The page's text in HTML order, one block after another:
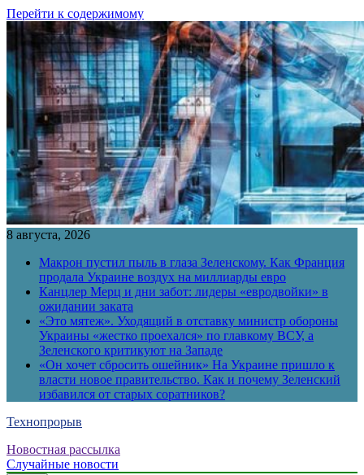
Перейти к содержимому
8 августа, 2026
Макрон пустил пыль в глаза Зеленскому. Как Франция
продала Украине воздух на миллиарды евро
Канцлер Мерц и дни забот: лидеры «евродвойки» в
ожидании заката
«Это мятеж». Уходящий в отставку министр обороны
Украины «жестко проехался» по главкому ВСУ, а
Зеленского критикуют на Западе
«Он хочет сбросить ошейник» На Украине пришло к
власти новое правительство. Как и почему Зеленский
избавился от старых соратников?
Технопрорыв
Новостная рассылка
Случайные новости